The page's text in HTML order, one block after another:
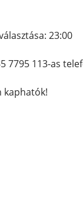
23:00
7795 113-as
kaphatók!